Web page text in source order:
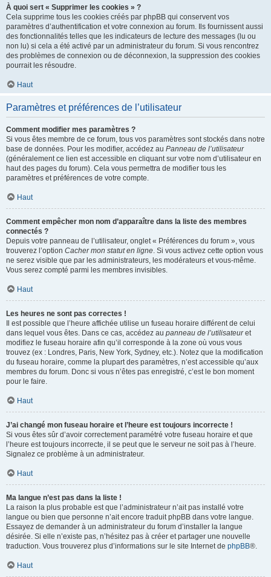
À quoi sert « Supprimer les cookies » ?
Cela supprime tous les cookies créés par phpBB qui conservent vos
paramètres d’authentification et votre connexion au forum. Ils fournissent aussi
des fonctionnalités telles que les indicateurs de lecture des messages (lu ou
non lu) si cela a été activé par un administrateur du forum. Si vous rencontrez
des problèmes de connexion ou de déconnexion, la suppression des cookies
pourrait les résoudre.
Haut
Paramètres et préférences de l’utilisateur
Comment modifier mes paramètres ?
Si vous êtes membre de ce forum, tous vos paramètres sont stockés dans notre
base de données. Pour les modifier, accédez au Panneau de l’utilisateur
(généralement ce lien est accessible en cliquant sur votre nom d’utilisateur en
haut des pages du forum). Cela vous permettra de modifier tous les
paramètres et préférences de votre compte.
Haut
Comment empêcher mon nom d’apparaître dans la liste des membres
connectés ?
Depuis votre panneau de l’utilisateur, onglet « Préférences du forum », vous
trouverez l’option Cacher mon statut en ligne. Si vous activez cette option vous
ne serez visible que par les administrateurs, les modérateurs et vous-même.
Vous serez compté parmi les membres invisibles.
Haut
Les heures ne sont pas correctes !
Il est possible que l’heure affichée utilise un fuseau horaire différent de celui
dans lequel vous êtes. Dans ce cas, accédez au panneau de l’utilisateuret
modifiez le fuseau horaire afin qu’il corresponde à la zone où vous vous
trouvez (ex : Londres, Paris, New York, Sydney, etc.). Notez que la modification
du fuseau horaire, comme la plupart des paramètres, n’est accessible qu’aux
membres du forum. Donc si vous n’êtes pas enregistré, c’est le bon moment
pour le faire.
Haut
J’ai changé mon fuseau horaire et l’heure est toujours incorrecte !
Si vous êtes sûr d’avoir correctement paramétré votre fuseau horaire et que
l’heure est toujours incorrecte, il se peut que le serveur ne soit pas à l’heure.
Signalez ce problème à un administrateur.
Haut
Ma langue n’est pas dans la liste !
La raison la plus probable est que l’administrateur n’ait pas installé votre
langue ou bien que personne n’ait encore traduit phpBB dans votre langue.
Essayez de demander à un administrateur du forum d’installer la langue
désirée. Si elle n’existe pas, n’hésitez pas à créer et partager une nouvelle
traduction. Vous trouverez plus d’informations sur le site Internet de phpBB®.
Haut